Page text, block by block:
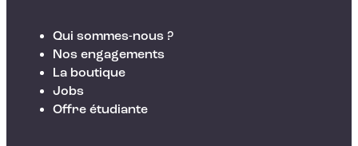
Qui sommes-nous ?
Nos engagements
La boutique
Jobs
Offre étudiante